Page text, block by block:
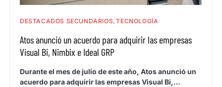
DESTACADOS SECUNDARIOS TECNOLOGÍA
Atos anunció un acuerdo para adquirir las empresas
Visual Bi, Nimbix e Ideal GRP
Durante el mes de julio de este año, Atos anunció un
acuerdo para adquirir las empresas Visual Bi,…